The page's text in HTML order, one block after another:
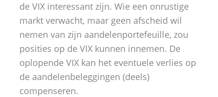
de VIX interessant zijn. Wie een onrustige
markt verwacht, maar geen afscheid wil
nemen van zijn aandelenportefeuille, zou
posities op de VIX kunnen innemen. De
oplopende VIX kan het eventuele verlies op
de aandelenbeleggingen (deels)
compenseren.